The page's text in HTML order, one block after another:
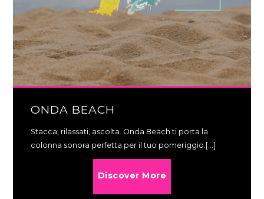
ONDA BEACH
Stacca, rilassati, ascolta. Onda Beach ti porta la
colonna sonora perfetta per il tuo pomeriggio.[...]
Discover More